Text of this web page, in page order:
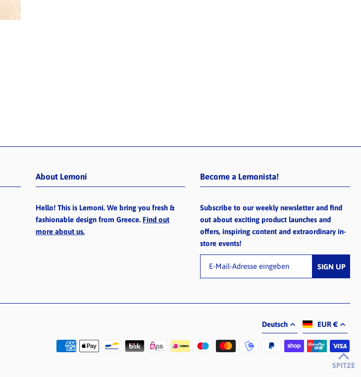
About Lemoni
Hello! This is Lemoni. We bring you fresh &
fashionable design from Greece. Find out
more about us.
Become a Lemonista!
Subscribe to our weekly newsletter and find
out about exciting product launches and
offers, inspiring content and extraordinary in-
store events!
Deutsch EUR €
SPITZE